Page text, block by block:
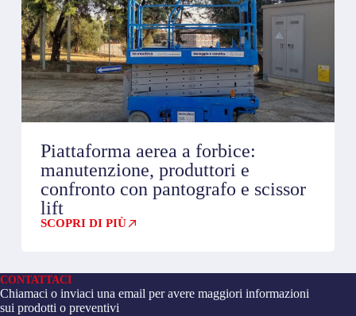
Piattaforma aerea a forbice:
manutenzione, produttori e
confronto con pantografo e scissor
lift
SCOPRI DI PIÙ
CONTATTACI
Chiamaci o inviaci una email per avere maggiori informazioni
sui prodotti o preventivi